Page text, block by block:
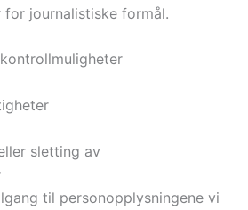
for journalistiske formål.
sletting av
til personopplysningene vi